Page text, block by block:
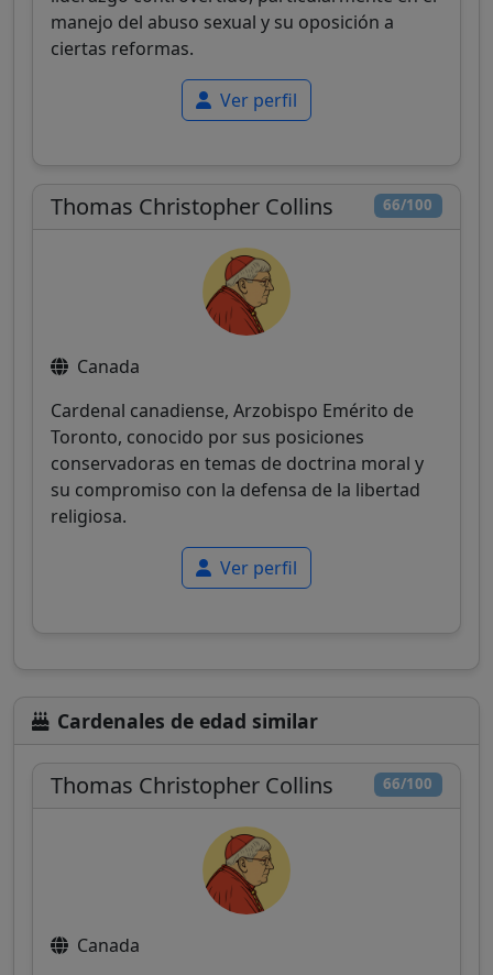
manejo del abuso sexual y su oposición a
ciertas reformas.
Ver perfil
66/100
Thomas Christopher Collins
Canada
Cardenal canadiense, Arzobispo Emérito de
Toronto, conocido por sus posiciones
conservadoras en temas de doctrina moral y
su compromiso con la defensa de la libertad
religiosa.
Ver perfil
Cardenales de edad similar
66/100
Thomas Christopher Collins
Canada